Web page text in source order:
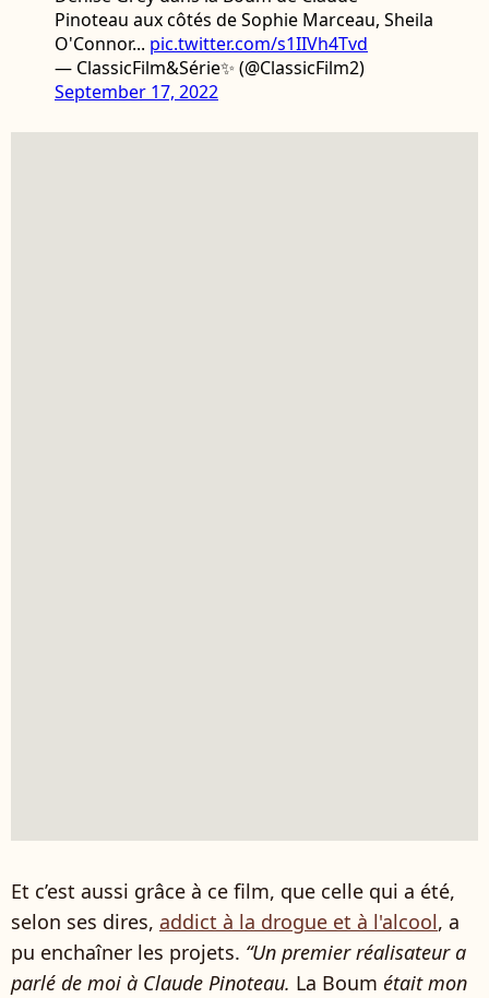
Pinoteau aux côtés de Sophie Marceau, Sheila
O'Connor... pic.twitter.com/s1IIVh4Tvd
— ClassicFilm&Série✨ (@ClassicFilm2)
September 17, 2022
Et c’est aussi grâce à ce film, que celle qui a été,
selon ses dires, addict à la drogue et à l'alcool, a
pu enchaîner les projets. “Un premier réalisateur a
parlé de moi à Claude Pinoteau. La Boum était mon